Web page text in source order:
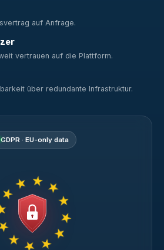
auf Anfrage.
vertrauen auf die Plattform.
über redundante Infrastruktur.
GDPR · EU-only data